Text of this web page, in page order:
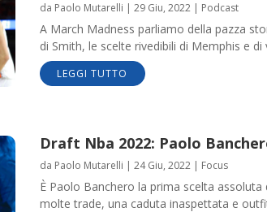
da Paolo Mutarelli | 29 Giu, 2022| Podcast
A March Madness parliamo della pazza
di Smith, le scelte rivedibili di Memphis e di
LEGGI TUTTO
Draft Nba 2022: Paolo
da Paolo Mutarelli | 24 Giu, 2022| Focus
È Paolo Banchero la prima scelta
molte trade, una caduta inaspettata e